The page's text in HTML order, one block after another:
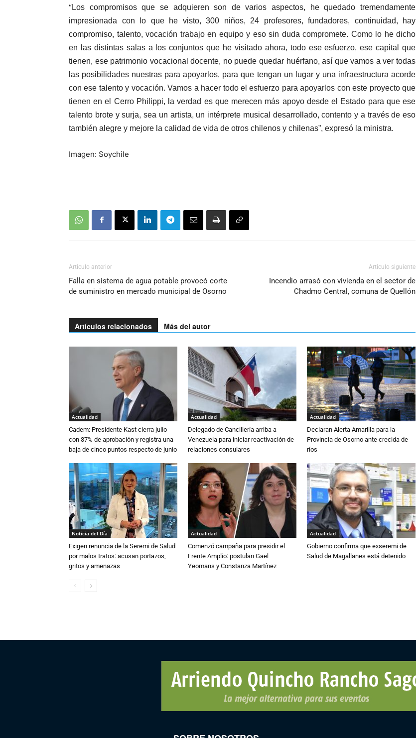
“Los compromisos que se adquieren son de varios aspectos, he quedado tremendamente
impresionada con lo que he visto, 300 niños, 24 profesores, fundadores, continuidad, hay
compromiso, talento, vocación trabajo en equipo y eso sin duda compromete. Como lo he dicho
en las distintas salas a los conjuntos que he visitado ahora, todo ese esfuerzo, ese capital que
tienen, ese patrimonio vocacional docente, no puede quedar huérfano, así que vamos a ver todas
las posibilidades nuestras para apoyarlos, para que tengan un lugar y una infraestructura acorde
con ese talento y vocación. Vamos a hacer todo el esfuerzo para apoyarlos con este proyecto que
tienen en el Cerro Philippi, la verdad es que merecen más apoyo desde el Estado para que ese
talento brote y surja, sea un artista, un intérprete musical desarrollado, contento y a través de eso
también alegre y mejore la calidad de vida de otros chilenos y chilenas”, expresó la ministra.
Imagen: Soychile
Artículo anterior
Falla en sistema de agua potable provocó corte
de suministro en mercado municipal de Osorno
Artículo siguiente
Incendio arrasó con vivienda en el sector de
Chadmo Central, comuna de Quellón
Artículos relacionados Más del autor
Actualidad
Cadem: Presidente Kast cierra julio
con 37% de aprobación y registra una
baja de cinco puntos respecto de junio
Actualidad
Delegado de Cancillería arriba a
Venezuela para iniciar reactivación de
relaciones consulares
Actualidad
Declaran Alerta Amarilla para la
Provincia de Osorno ante crecida de
ríos
Noticia del Día
Exigen renuncia de la Seremi de Salud
por malos tratos: acusan portazos,
gritos y amenazas
Actualidad
Comenzó campaña para presidir el
Frente Amplio: postulan Gael
Yeomans y Constanza Martínez
Actualidad
Gobierno confirma que exseremi de
Salud de Magallanes está detenido